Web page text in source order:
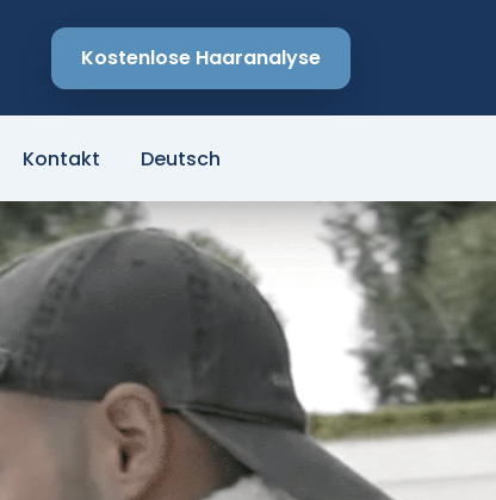
Kostenlose Haaranalyse
Kontakt Deutsch